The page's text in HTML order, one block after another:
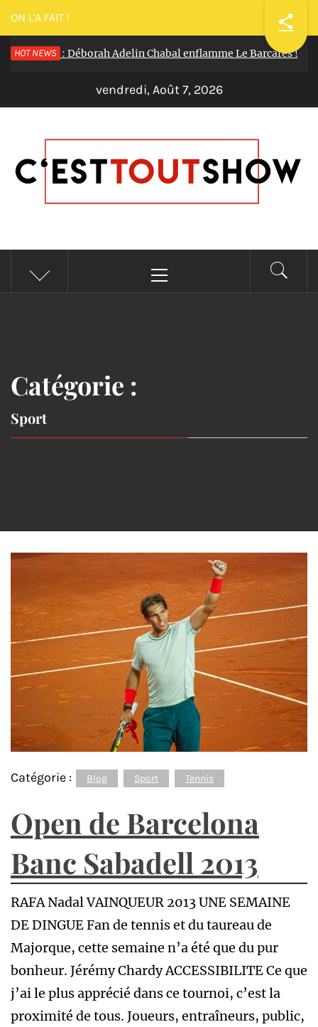
ON L'A FAIT !
HOT NEWS
2025 : Déborah Adelin Chabal enflamme Le Barcarès !
vendredi, Août 7, 2026
C'EST TOUT SHOW
Reportages Spectacles Concerts Théâtre Danse
Catégorie :
Sport
Catégorie : Blog Sport Tennis
Open de Barcelona
Banc Sabadell 2013
RAFA Nadal VAINQUEUR 2013 UNE SEMAINE
DE DINGUE Fan de tennis et du taureau de
Majorque, cette semaine n’a été que du pur
bonheur. Jérémy Chardy ACCESSIBILITE Ce que
j’ai le plus apprécié dans ce tournoi, c’est la
proximité de tous. Joueurs, entraîneurs, public,